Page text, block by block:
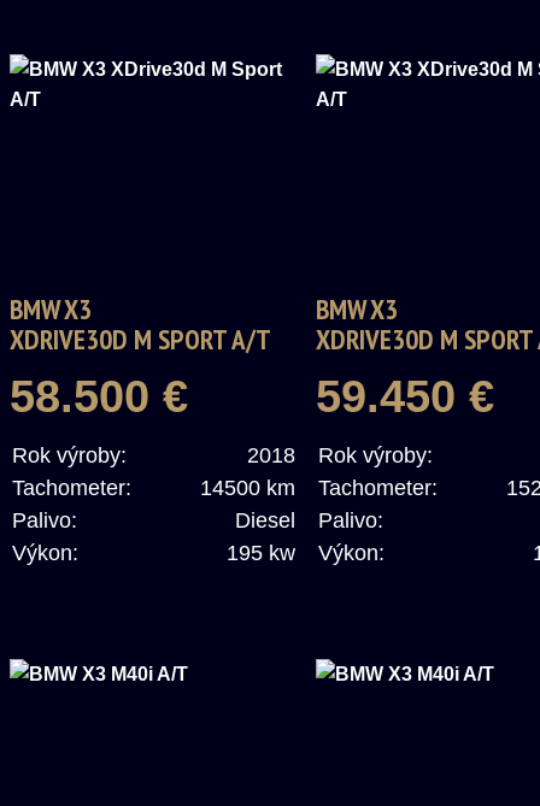
BMW X3
XDRIVE30D M SPORT A/T
58.500 €
Rok výroby:
2018
Tachometer:
14500 km
Palivo:
Diesel
Výkon:
195 kw
BMW X3
XDRIVE30D M
59.450 €
Rok výroby:
Tachometer:
Palivo:
Výkon: